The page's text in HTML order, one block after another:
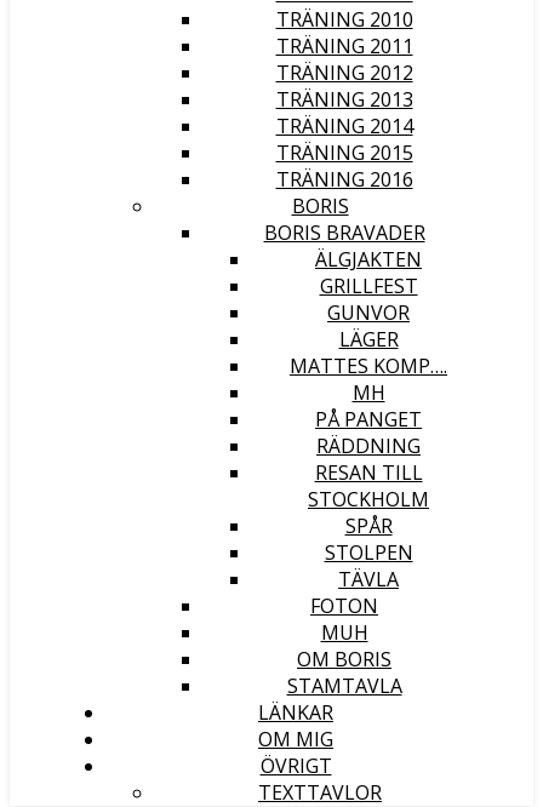
TRÄNING 2010
TRÄNING 2011
TRÄNING 2012
TRÄNING 2013
TRÄNING 2014
TRÄNING 2015
TRÄNING 2016
BORIS
BORIS BRAVADER
ÄLGJAKTEN
GRILLFEST
GUNVOR
LÄGER
MATTES KOMP….
MH
PÅ PANGET
RÄDDNING
RESAN TILL
STOCKHOLM
SPÅR
STOLPEN
TÄVLA
FOTON
MUH
OM BORIS
STAMTAVLA
LÄNKAR
OM MIG
ÖVRIGT
TEXTTAVLOR